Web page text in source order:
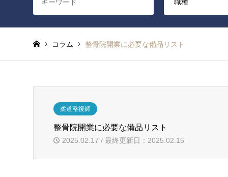
コラム 整骨院開業に必要な備品リスト
柔道整復師
整骨院開業に必要な備品リスト
2025.02.17 / 最終更新日：2025.02.15